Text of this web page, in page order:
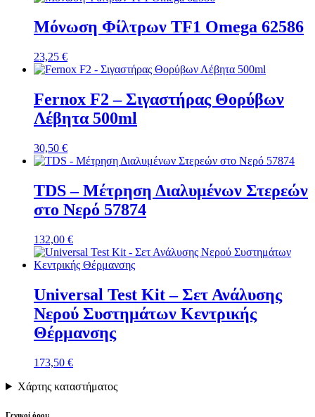
Μόνωση Φίλτρων TF1 Omega 62586
23,25 €
Fernox F2 – Σιγαστήρας Θορύβων
Λέβητα 500ml
30,50 €
TDS – Μέτρηση Διαλυμένων Στερεών
στο Νερό 57874
132,00 €
Universal Test Kit – Σετ Ανάλυσης
Νερού Συστημάτων Κεντρικής
Θέρμανσης
173,50 €
Χάρτης καταστήματος
Γενικοί όροι: